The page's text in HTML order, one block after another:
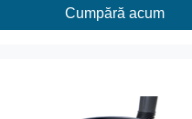
Cumpără acum